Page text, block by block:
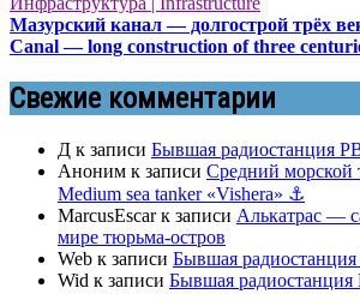
Мазурский канал — долгострой трёх
Canal — long construction of three
Свежие комментарии
Д к записи Бывшая радиостанция
Аноним к записи Средний морской
Medium sea tanker «Vishera» ⚓
MarcusEscarк записи Алькатрас —
мире тюрьма-остров
Web к записи Бывшая
Wid к записи Бывшая радиостанция